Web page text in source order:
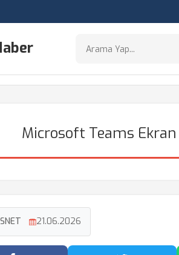
Microsoft Teams Ekran
21.06.2026